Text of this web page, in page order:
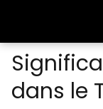
dans le